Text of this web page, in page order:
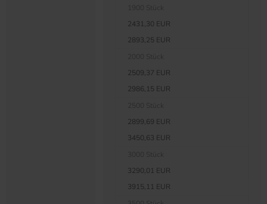
2431,30 EUR
2893,25 EUR
2509,37 EUR
2986,15 EUR
2899,69 EUR
3450,63 EUR
3290,01 EUR
3915,11 EUR